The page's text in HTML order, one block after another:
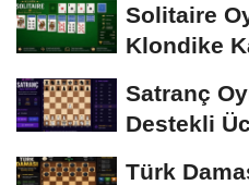
Solitaire
Klondike
Satranç
Destekli
Türk